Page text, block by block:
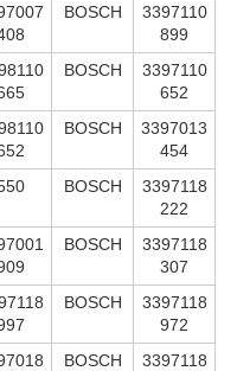
BOSCH
3397110
899
BOSCH
3397110
652
BOSCH
3397013
454
BOSCH
3397118
222
BOSCH
3397118
307
BOSCH
3397118
972
BOSCH
3397118